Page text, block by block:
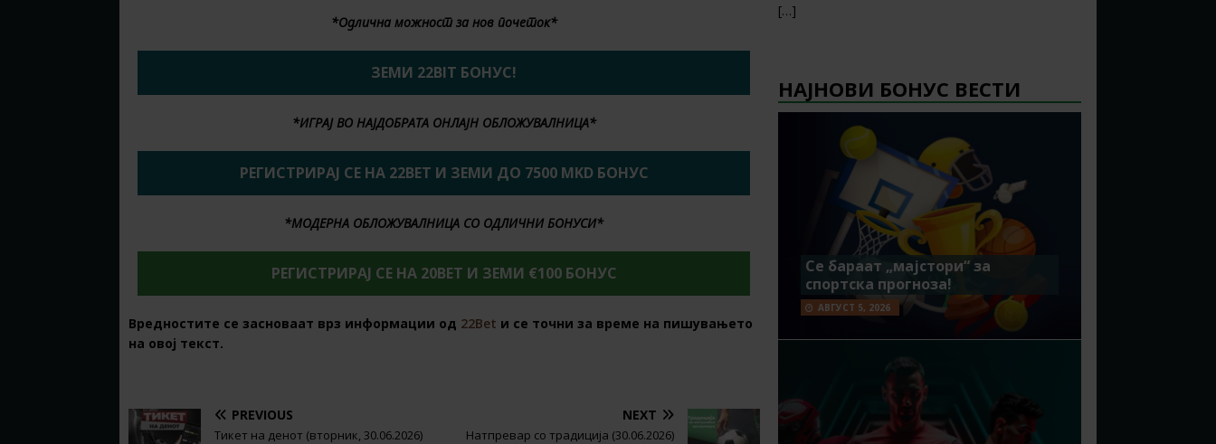
*Одлична можност за нов почеток*
ЗЕМИ 22BIT БОНУС!
*ИГРАЈ ВО НАЈДОБРАТА ОНЛАЈН ОБЛОЖУВАЛНИЦА*
РЕГИСТРИРАЈ СЕ НА 22BET И ЗЕМИ ДО 7500 MKD БОНУС
*МОДЕРНА ОБЛОЖУВАЛНИЦА СО ОДЛИЧНИ БОНУСИ*
РЕГИСТРИРАЈ СЕ НА 20BET И ЗЕМИ €100 БОНУС
Вредностите се засноваат врз информации од 22Bet и се точни за време на пишувањето
на овој текст.
PREVIOUS
Тикет на денот (вторник, 30.06.2026)
NEXT
Натпревар со традиција (30.06.2026)
[…]
НАЈНОВИ БОНУС ВЕСТИ
Се бараат „мајстори“ за
спортска прогноза!
АВГУСТ 5, 2026